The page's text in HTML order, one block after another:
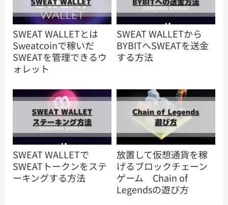
SWEAT WALLETとは
Sweatcoinで稼いだ
SWEATを管理できるウ
ォレット
SWEAT WALLETから
BYBITへSWEATを送金
する方法
SWEAT WALLETで
SWEATトークンをステ
ーキングする方法
放置して仮想通貨を稼
げるブロックチェーン
ゲーム Chain of
Legendsの遊び方